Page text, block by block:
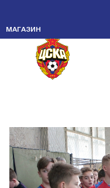
МАГАЗИНРОЛАН
ПОСКОРЕЕ
ПРОВЕСТИ